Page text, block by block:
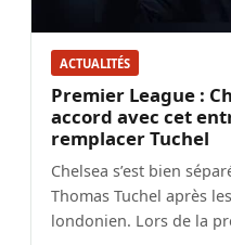
ACTUALITÉS
Premier League :
accord avec cet
remplacer Tuchel
Chelsea s’est bien
Thomas Tuchel après
londonien. Lors de la